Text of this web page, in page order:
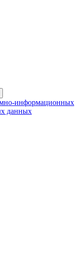
информационных
данных